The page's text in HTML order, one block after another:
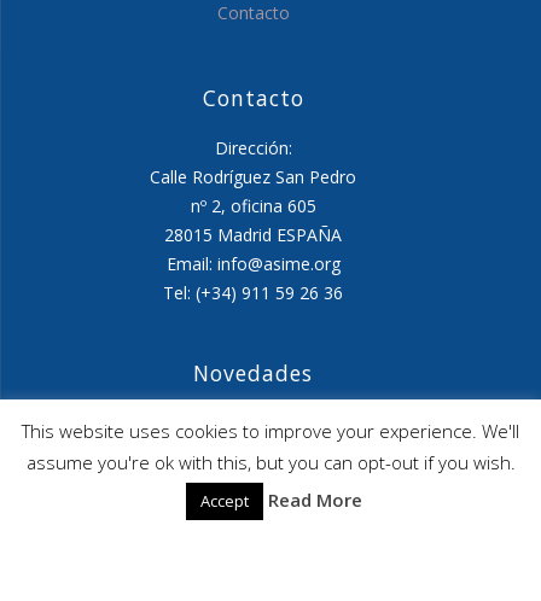
Contacto
Contacto
Dirección:
Calle Rodríguez San Pedro
nº 2, oficina 605
28015 Madrid ESPAÑA
Email: info@asime.org
Tel: (+34) 911 59 26 36
Novedades
Agenda ASIME-Ultimo trimestre 2026
ASIME celebrará en diciembre una nueva edición de
sus jornadas
This website uses cookies to improve your experience. We'll
assume you're ok with this, but you can opt-out if you wish.
Accept Read More